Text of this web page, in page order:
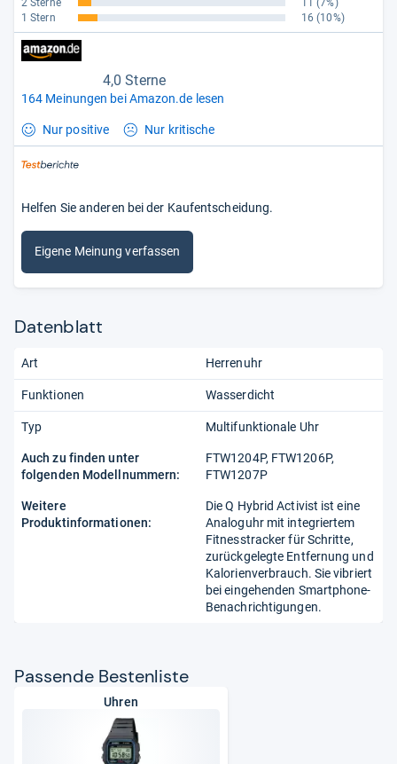
1 Stern
16 (10%)
4,0 Sterne
164 Meinungen bei Amazon.de lesen
Nur positive Nur kritische
Helfen Sie anderen bei der Kaufentscheidung.
Eigene Meinung verfassen
Datenblatt
Art Herrenuhr
Funktionen Wasserdicht
Typ Multifunktionale Uhr
Auch zu finden unter
folgenden Modellnummern:
FTW1204P, FTW1206P,
FTW1207P
Weitere
Produktinformationen:
Die Q Hybrid Activist ist eine
Analoguhr mit integriertem
Fitnesstracker für Schritte,
zurückgelegte Entfernung und
Kalorienverbrauch. Sie vibriert
bei eingehenden Smartphone-
Benachrichtigungen.
Pas­sende Bes­ten­liste
Uhren